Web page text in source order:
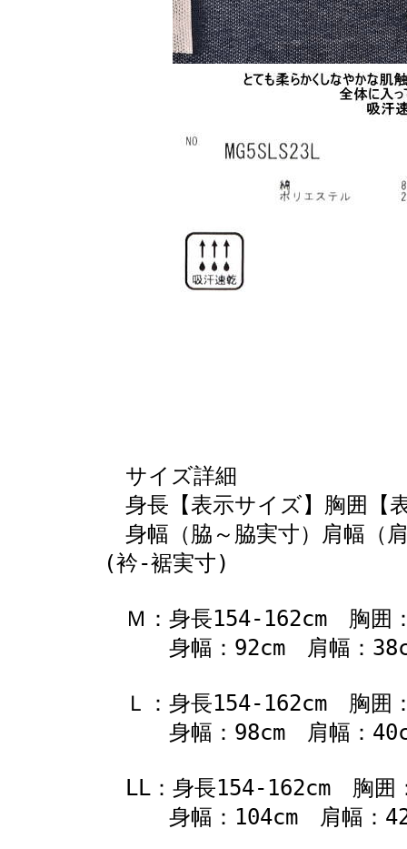
サイズ詳細
身長【表示サイズ】胸囲【
身幅（脇～脇実寸）肩幅（
(衿-裾実寸)
Ｍ：身長154-162cm 胸囲
身幅：92cm 肩幅：
Ｌ：身長154-162cm 胸囲
身幅：98cm 肩幅：
LL：身長154-162cm 胸囲
身幅：104cm 肩幅：